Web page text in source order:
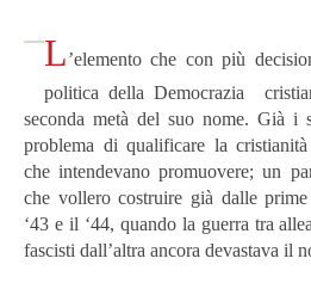
L’elemento che con più
politica della Democrazia
seconda metà del suo nome. Già i
problema di qualificare la
che intendevano promuovere; un
che vollero costruire già dalle
‘43 e il ‘44, quando la guerra tra
fascisti dall’altra ancora devastava il